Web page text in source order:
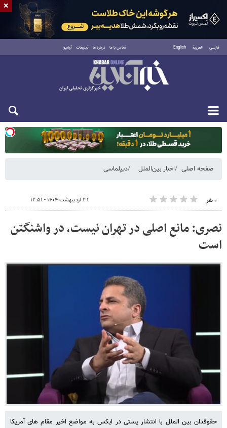
فارسی العربية English تماس با ما درباره ما تبلیغات آرشیو
دوشنبه ۱۹ مرداد ۱۴۰۵
صفحه اصلی اخبار بین‌الملل دیپلماسی
۰ نفر ۳۱ اردیبهشت ۱۴۰۴ - ۱۲:۵۱
نصری: مانع اصلی در تهران‌ نیست، در واشنگتن
است
حقوقدان بین الملل با انتشار پستی در ایکس به مواضع اخیر مقام های آمریکا
×